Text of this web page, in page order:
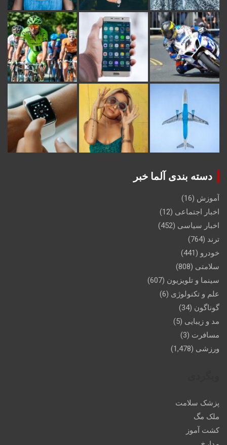
دسته بندی آلما خبر
آموزش (16)
اخبار اجتماعی (12)
اخبار سیاسی (452)
ترند (764)
خودرو (441)
سلامتی (808)
سینما و تلویزیون (607)
علم و تکنولوژی (6)
گوناگون (34)
مد و زیبایی (5)
مسافرت (3)
ورزشی (1,478)
پزشک سلامت
ملک مگ
کشت آموز